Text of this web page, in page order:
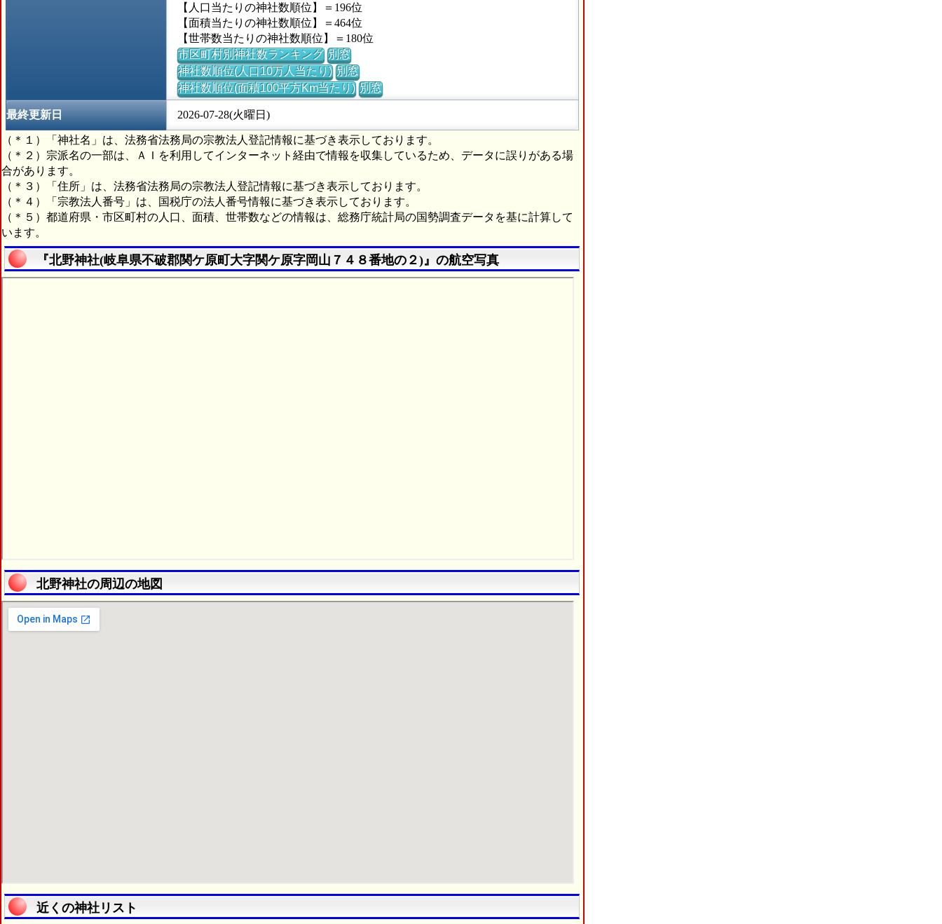
【人口当たりの神社数順位】＝196位
【面積当たりの神社数順位】＝464位
【世帯数当たりの神社数順位】＝180位
市区町村別神社数ランキング 別窓
神社数順位(人口10万人当たり) 別窓
神社数順位(面積100平方Km当たり) 別窓
最終更新日 2026-07-28(火曜日)
（＊１）「神社名」は、法務省法務局の宗教法人登記情報に基づき表示しております。
（＊２）宗派名の一部は、ＡＩを利用してインターネット経由で情報を収集しているため、データに誤りがある場
合があります。
（＊３）「住所」は、法務省法務局の宗教法人登記情報に基づき表示しております。
（＊４）「宗教法人番号」は、国税庁の法人番号情報に基づき表示しております。
（＊５）都道府県・市区町村の人口、面積、世帯数などの情報は、総務庁統計局の国勢調査データを基に計算して
います。
『北野神社(岐阜県不破郡関ケ原町大字関ケ原字岡山７４８番地の２)』の航空写真
北野神社の周辺の地図
近くの神社リスト